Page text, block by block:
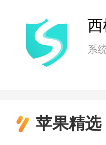
系
苹果精选